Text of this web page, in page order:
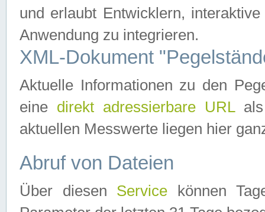
und erlaubt Entwicklern,
Anwendung zu integrieren.
XML-Dokument
Aktuelle Informationen zu den
eine direkt adressierbare URLals
aktuellen Messwerte liegen hier
Abruf von Dateien
Über diesen Service können